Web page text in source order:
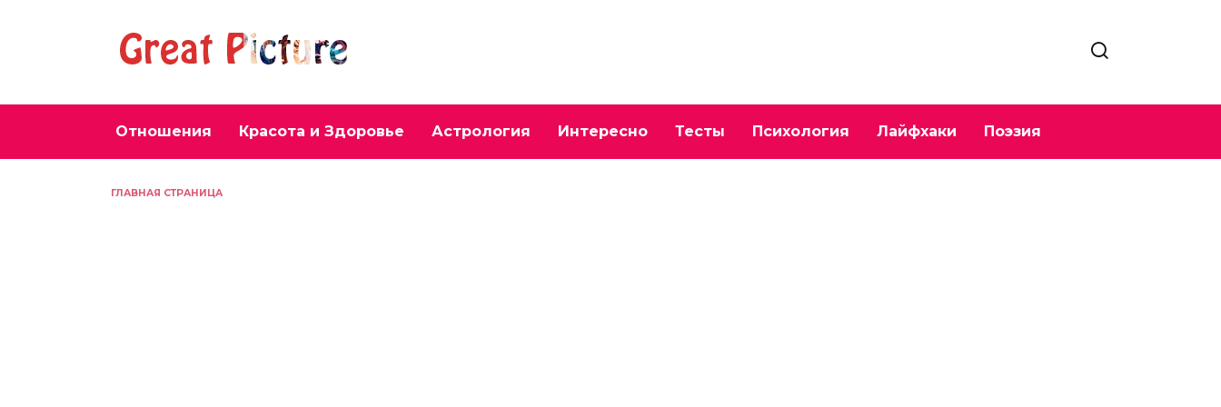
Отношения Красота и Здоровье Астрология Интересно Тесты Психология Лайфхаки Поэзия
ГЛАВНАЯ СТРАНИЦА